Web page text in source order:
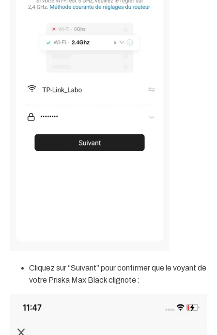
Cliquez sur “Suivant” pour confirmer que le voyant de
votre Priska Max Black clignote :